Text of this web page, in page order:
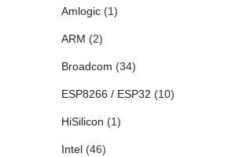
Amlogic(1)
ARM (2)
Broadcom (34)
ESP8266 / ESP32 (10)
HiSilicon (1)
Intel(46)